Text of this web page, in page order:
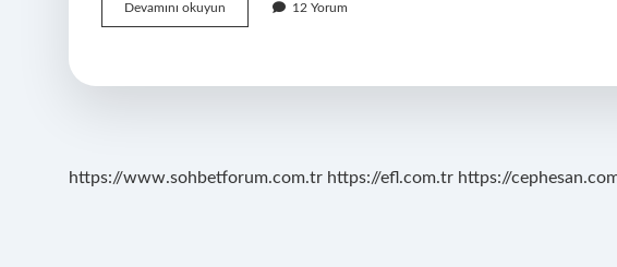
Devamını okuyun
Makâmı
12 Yorum
https://www.sohbetforum.com.tr https://efl.com.tr https://